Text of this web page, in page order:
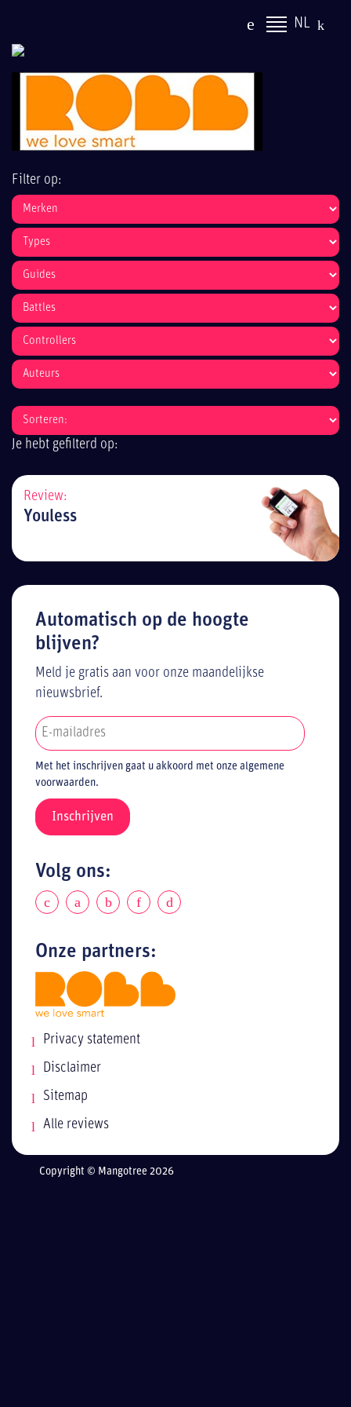
NL
Filter op:
Je hebt gefilterd op:
Review:
Youless
Automatisch op de hoogte
blijven?
Meld je gratis aan voor onze maandelijkse
nieuwsbrief.
Met het inschrijven gaat u akkoord met onze algemene
voorwaarden.
Volg ons:
Onze partners:
Privacy statement
Disclaimer
Sitemap
Alle reviews
Copyright © Mangotree 2026